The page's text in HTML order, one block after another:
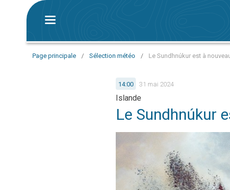
Page principale / Sélection météo / Le Sundhnúkur est à
14:00 31 mai 2024
Islande
Le Sundhnúkur